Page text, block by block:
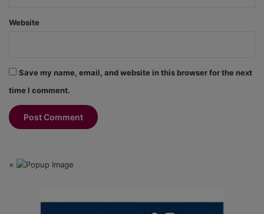
Website
Save my name, email, and website in this browser for the next
time I comment.
×